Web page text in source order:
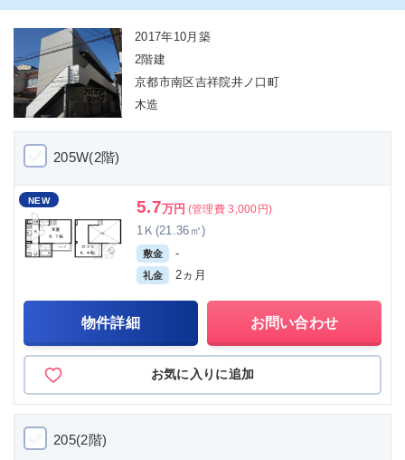
2017年10月築
2階建
京都市南区吉祥院井ノ口町
木造
205W(2階)
NEW 5.7万円 (管理費 3,000円)
1Ｋ(21.36㎡)
敷金 -
礼金 2ヵ月
物件詳細 お問い合わせ
お気に入りに追加
205(2階)